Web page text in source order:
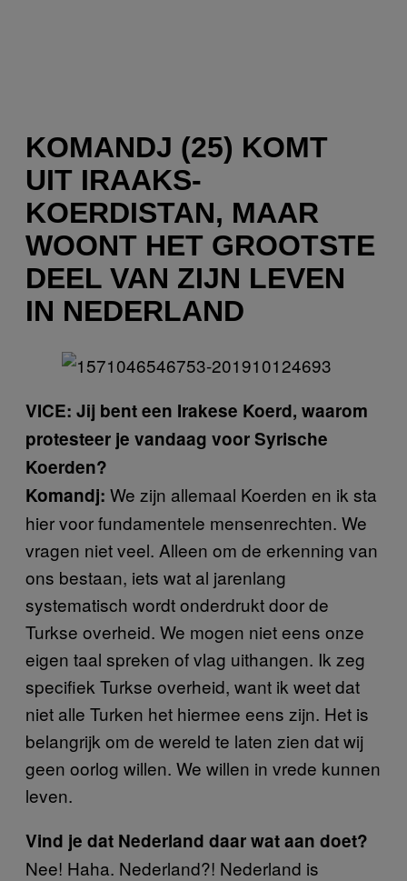
KOMANDJ (25) KOMT
UIT IRAAKS-
KOERDISTAN, MAAR
WOONT HET GROOTSTE
DEEL VAN ZIJN LEVEN
IN NEDERLAND
VICE: Jij bent een Irakese Koerd, waarom
protesteer je vandaag voor Syrische
Koerden?
Komandj: We zijn allemaal Koerden en ik sta
hier voor fundamentele mensenrechten. We
vragen niet veel. Alleen om de erkenning van
ons bestaan, iets wat al jarenlang
systematisch wordt onderdrukt door de
Turkse overheid. We mogen niet eens onze
eigen taal spreken of vlag uithangen. Ik zeg
specifiek Turkse overheid, want ik weet dat
niet alle Turken het hiermee eens zijn. Het is
belangrijk om de wereld te laten zien dat wij
geen oorlog willen. We willen in vrede kunnen
leven.
Vind je dat Nederland daar wat aan doet?
Nee! Haha. Nederland?! Nederland is